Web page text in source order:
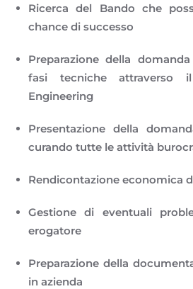
Ricerca del Bando che
chance di successo
Preparazione della
fasi tecniche attraverso
Engineering
Presentazione della
curando tutte le attività
Rendicontazione economica
Gestione di eventuali
erogatore
Preparazione della
in azienda